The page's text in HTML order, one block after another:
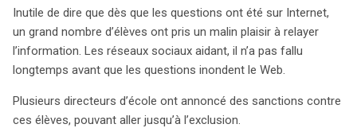
Inutile de dire que dès que les questions ont été sur Internet,
un grand nombre d’élèves ont pris un malin plaisir à relayer
l’information. Les réseaux sociaux aidant, il n’a pas fallu
longtemps avant que les questions inondent le Web.
Plusieurs directeurs d’école ont annoncé des sanctions contre
ces élèves, pouvant aller jusqu’à l’exclusion.